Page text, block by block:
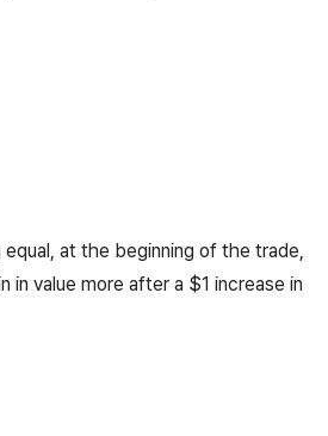
equal, at the beginning of the trade,
in value more after a $1 increase in